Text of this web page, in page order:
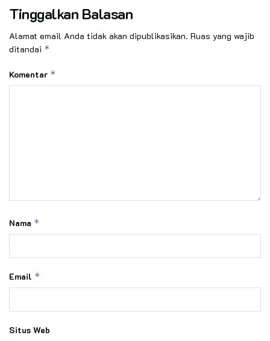
Tinggalkan Balasan
Alamat email Anda tidak akan dipublikasikan. Ruas yang wajib
ditandai *
Komentar *
Nama *
Email *
Situs Web